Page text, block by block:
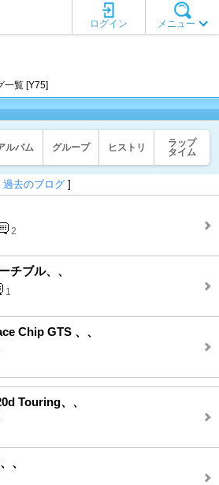
メニュー
ログイン
一覧 [Y75]
ルバム グループ ヒストリ
ラップ
タイム
過去のブログ ]
2
チブル、、
1
Chip GTS 、、
Touring、、
、